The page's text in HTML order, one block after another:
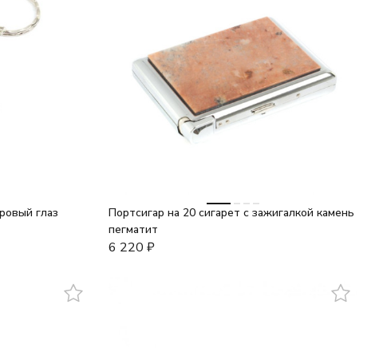
глаз
Портсигар на 20 сигарет с зажигалкой камень
пегматит
6 220 ₽